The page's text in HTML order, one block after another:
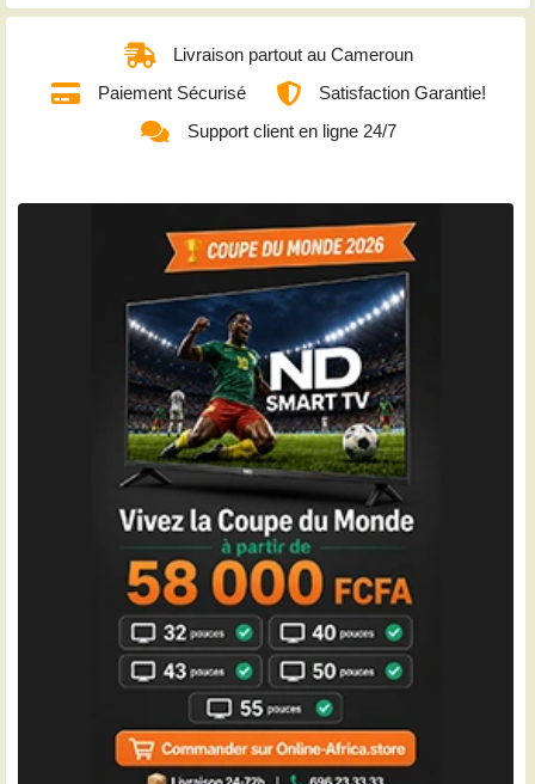
Livraison partout au Cameroun
Paiement Sécurisé
Satisfaction Garantie!
Support client en ligne 24/7